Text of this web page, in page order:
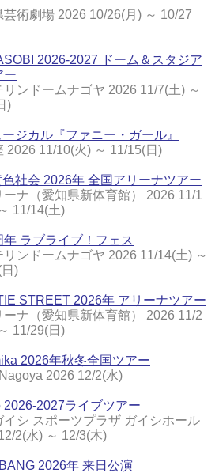
芸術劇場 2026 10/26(月) ～ 10/27
2026-2027 ドーム＆スタジア
ー
リンドームナゴヤ 2026 11/7(土) ～
)
ージカル『ファニー・ガール』
2026 11/10(火) ～ 11/15(日)
社会 2026年 全国アリーナツアー
ーナ（愛知県新体育館） 2026 11/1
11/14(土)
年 ラブライブ！フェス
リンドームナゴヤ 2026 11/14(土) ～
)
STREET 2026年 アリーナツアー
ーナ（愛知県新体育館） 2026 11/2
11/29(日)
2026年秋冬全国ツアー
2026 12/2(水)
2026-2027ライブツアー
イシ スポーツプラザ ガイシホール
2(水) ～ 12/3(木)
2026年 来日公演